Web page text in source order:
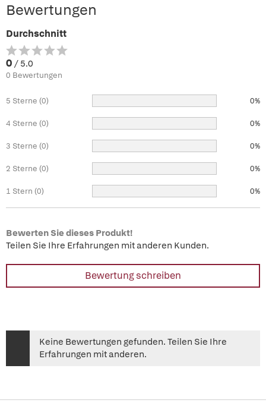
Bewertungen
Durchschnitt
0 / 5.0
0 Bewertungen
5 Sterne (0) 0%
4 Sterne (0) 0%
3 Sterne (0) 0%
2 Sterne (0) 0%
1 Stern (0) 0%
Bewerten Sie dieses Produkt!
Teilen Sie Ihre Erfahrungen mit anderen Kunden.
Bewertung schreiben
Keine Bewertungen gefunden. Teilen Sie Ihre
Erfahrungen mit anderen.